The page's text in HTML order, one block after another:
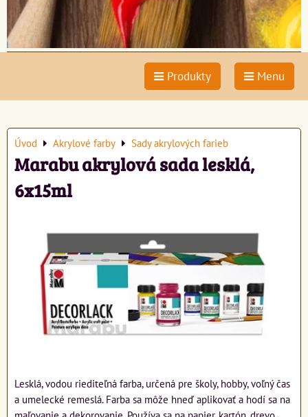
Produkty Menu
Úvod Akrylové farby Sady akrylových farieb
Marabu akrylová sada lesklá,
6x15ml
Lesklá, vodou riediteľná farba, určená pre školy, hobby, voľný čas
a umelecké remeslá. Farba sa môže hneď aplikovať a hodí sa na